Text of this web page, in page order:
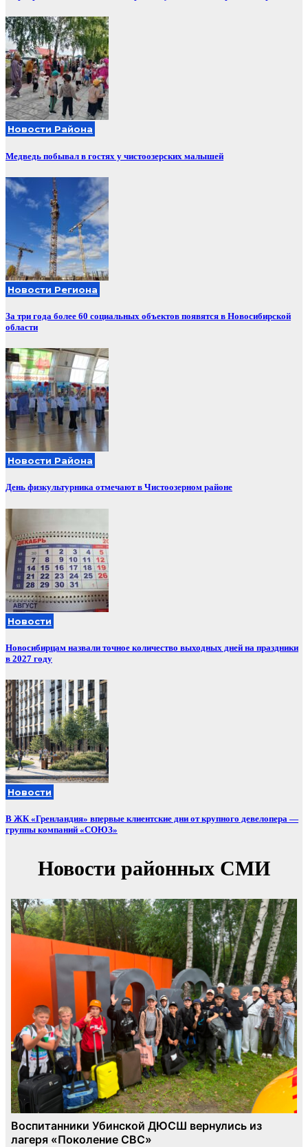
Новости Района
Медведь побывал в гостях у чистоозерских малышей
Новости Региона
За три года более 60 социальных объектов появятся в Новосибирской
области
Новости Района
День физкультурника отмечают в Чистоозерном районе
Новости
Новосибирцам назвали точное количество выходных дней на праздники
в 2027 году
Новости
В ЖК «Гренландия» впервые клиентские дни от крупного девелопера —
группы компаний «СОЮЗ»